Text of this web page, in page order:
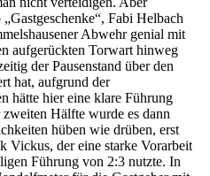
Fabi Helbach
Abwehr genial mit
aufgerückten Torwart hinweg
der Pausenstand über den
hat, aufgrund der
hätte hier eine klare Führung
Hälfte wurde es dann
hüben wie drüben, erst
Vickus, der eine starke Vorarbeit
Führung von 2:3 nutzte. In